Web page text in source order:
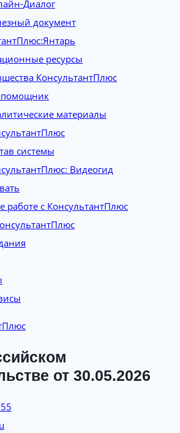
Диалог
документ
ресурсы
КонсультантПлюс
материалы
системы
Видеогид
работе с КонсультантПлюс
от 30.05.2026